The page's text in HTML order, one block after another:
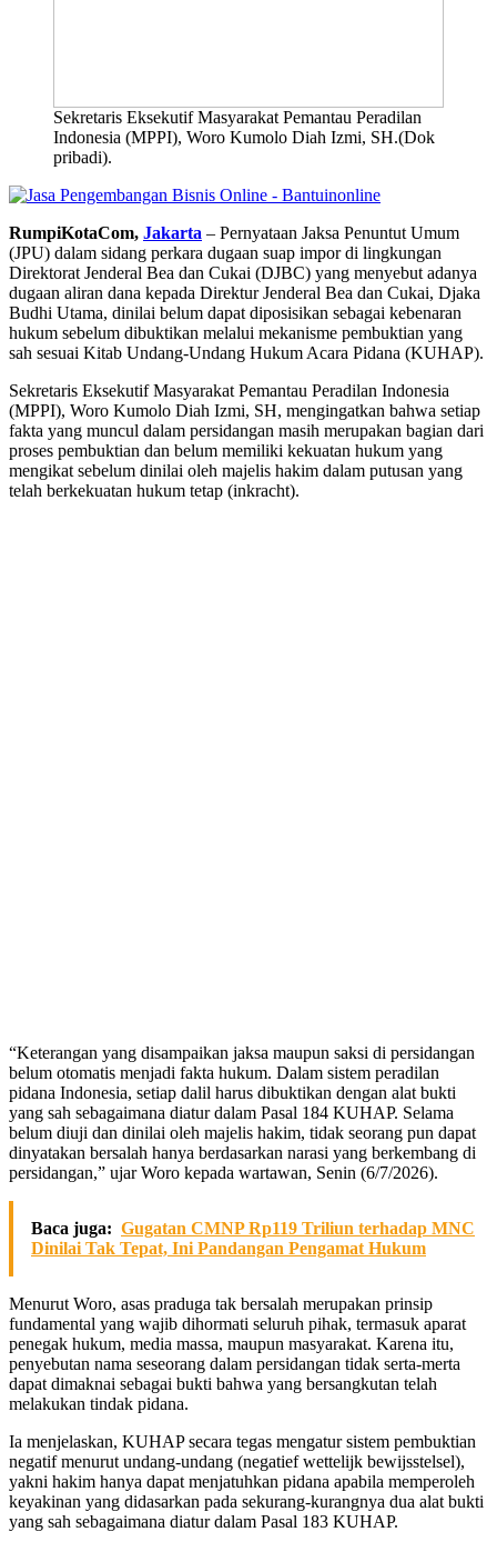
Sekretaris Eksekutif Masyarakat Pemantau Peradilan
Indonesia (MPPI), Woro Kumolo Diah Izmi, SH.(Dok
pribadi).
RumpiKotaCom, Jakarta – Pernyataan Jaksa Penuntut Umum
(JPU) dalam sidang perkara dugaan suap impor di lingkungan
Direktorat Jenderal Bea dan Cukai (DJBC) yang menyebut adanya
dugaan aliran dana kepada Direktur Jenderal Bea dan Cukai, Djaka
Budhi Utama, dinilai belum dapat diposisikan sebagai kebenaran
hukum sebelum dibuktikan melalui mekanisme pembuktian yang
sah sesuai Kitab Undang-Undang Hukum Acara Pidana (KUHAP).
Sekretaris Eksekutif Masyarakat Pemantau Peradilan Indonesia
(MPPI), Woro Kumolo Diah Izmi, SH, mengingatkan bahwa setiap
fakta yang muncul dalam persidangan masih merupakan bagian dari
proses pembuktian dan belum memiliki kekuatan hukum yang
mengikat sebelum dinilai oleh majelis hakim dalam putusan yang
telah berkekuatan hukum tetap (inkracht).
“Keterangan yang disampaikan jaksa maupun saksi di persidangan
belum otomatis menjadi fakta hukum. Dalam sistem peradilan
pidana Indonesia, setiap dalil harus dibuktikan dengan alat bukti
yang sah sebagaimana diatur dalam Pasal 184 KUHAP. Selama
belum diuji dan dinilai oleh majelis hakim, tidak seorang pun dapat
dinyatakan bersalah hanya berdasarkan narasi yang berkembang di
persidangan,” ujar Woro kepada wartawan, Senin (6/7/2026).
Baca juga: Gugatan CMNP Rp119 Triliun terhadap MNC
Dinilai Tak Tepat, Ini Pandangan Pengamat Hukum
Menurut Woro, asas praduga tak bersalah merupakan prinsip
fundamental yang wajib dihormati seluruh pihak, termasuk aparat
penegak hukum, media massa, maupun masyarakat. Karena itu,
penyebutan nama seseorang dalam persidangan tidak serta-merta
dapat dimaknai sebagai bukti bahwa yang bersangkutan telah
melakukan tindak pidana.
Ia menjelaskan, KUHAP secara tegas mengatur sistem pembuktian
negatif menurut undang-undang (negatief wettelijk bewijsstelsel),
yakni hakim hanya dapat menjatuhkan pidana apabila memperoleh
keyakinan yang didasarkan pada sekurang-kurangnya dua alat bukti
yang sah sebagaimana diatur dalam Pasal 183 KUHAP.